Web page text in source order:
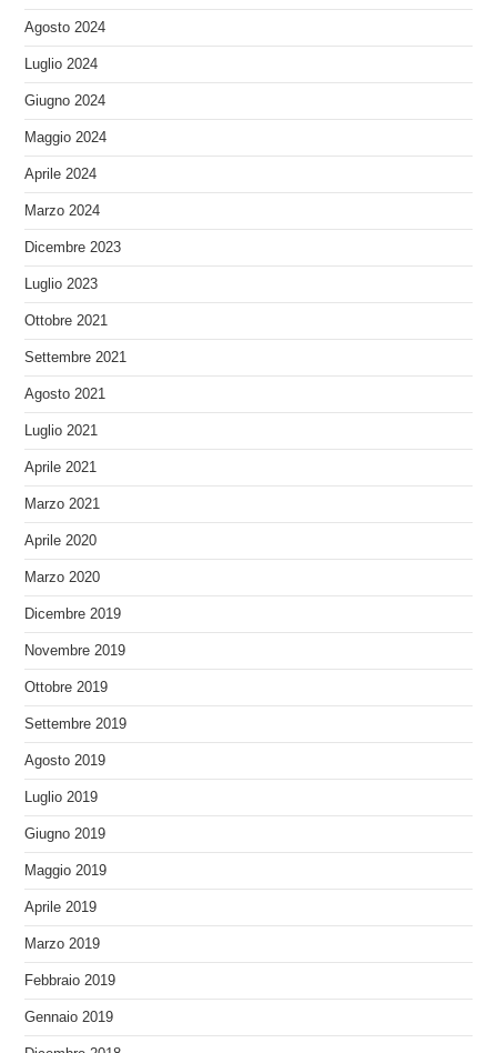
Agosto 2024
Luglio 2024
Giugno 2024
Maggio 2024
Aprile 2024
Marzo 2024
Dicembre 2023
Luglio 2023
Ottobre 2021
Settembre 2021
Agosto 2021
Luglio 2021
Aprile 2021
Marzo 2021
Aprile 2020
Marzo 2020
Dicembre 2019
Novembre 2019
Ottobre 2019
Settembre 2019
Agosto 2019
Luglio 2019
Giugno 2019
Maggio 2019
Aprile 2019
Marzo 2019
Febbraio 2019
Gennaio 2019